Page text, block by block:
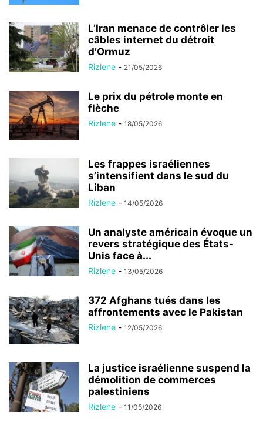
L’Iran menace de contrôler les
câbles internet du détroit
d’Ormuz
Rizlene - 21/05/2026
Le prix du pétrole monte en
flèche
Rizlene - 18/05/2026
Les frappes israéliennes
s’intensifient dans le sud du
Liban
Rizlene - 14/05/2026
Un analyste américain évoque un
revers stratégique des États-
Unis face à...
Rizlene - 13/05/2026
372 Afghans tués dans les
affrontements avec le Pakistan
Rizlene - 12/05/2026
La justice israélienne suspend la
démolition de commerces
palestiniens
Rizlene - 11/05/2026